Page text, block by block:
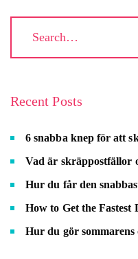
Recent Posts
6 snabba knep för att
Vad är skräppostfällor
Hur du får den
How to Get the Fastest
Hur du gör